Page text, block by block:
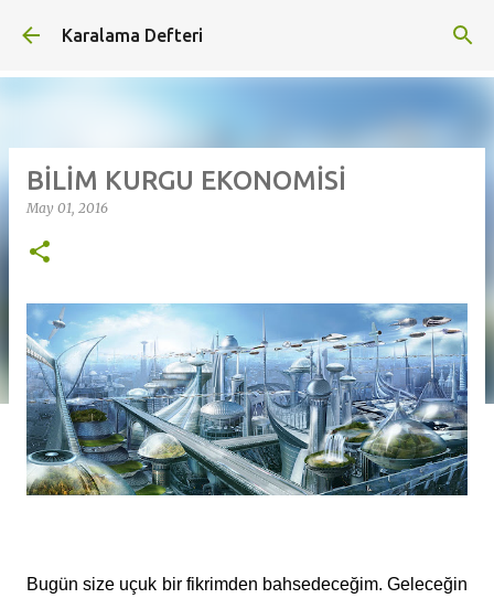
Skip to main content
Karalama Defteri
BİLİM KURGU EKONOMİSİ
May 01, 2016
Bugün size uçuk bir fikrimden bahsedeceğim. Geleceğin